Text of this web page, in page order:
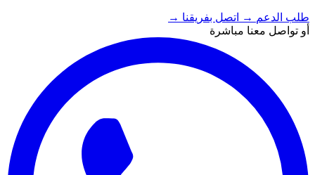
طلب الدعم → اتصل بفريقنا →
أو تواصل معنا مباشرة